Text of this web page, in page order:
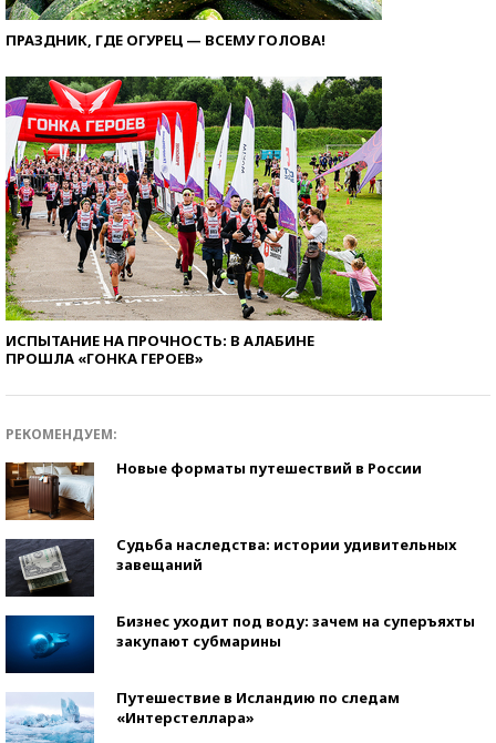
ПРАЗДНИК, ГДЕ ОГУРЕЦ — ВСЕМУ ГОЛОВА!
ИСПЫТАНИЕ НА ПРОЧНОСТЬ: В АЛАБИНЕ
ПРОШЛА «ГОНКА ГЕРОЕВ»
РЕКОМЕНДУЕМ:
Новые форматы путешествий в России
Судьба наследства: истории удивительных
завещаний
Бизнес уходит под воду: зачем на суперъяхты
закупают субмарины
Путешествие в Исландию по следам
«Интерстеллара»